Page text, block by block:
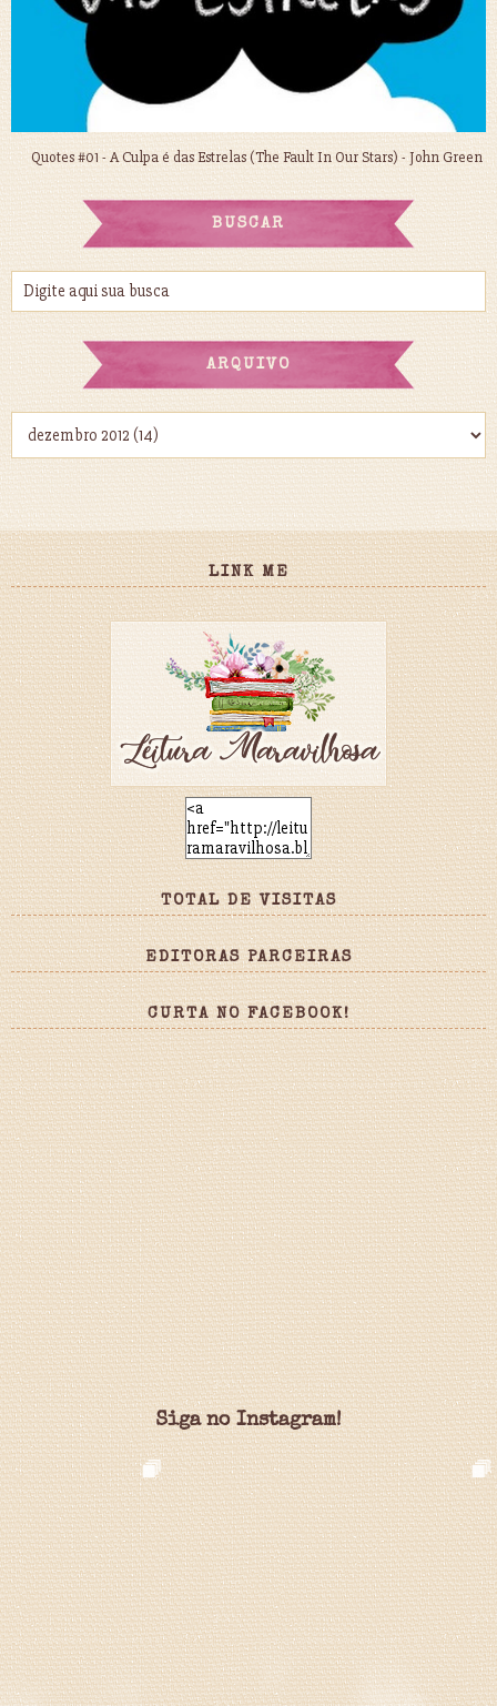
Quotes #01 - A Culpa é das Estrelas (The Fault In Our Stars) - John Green
BUSCAR
ARQUIVO
LINK ME
TOTAL DE VISITAS
EDITORAS PARCEIRAS
CURTA NO FACEBOOK!
Siga no Instagram!